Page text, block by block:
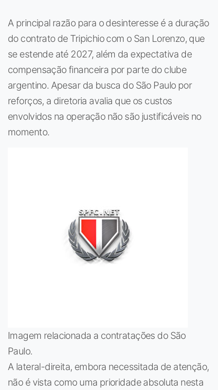
A principal razão para o desinteresse é a duração
do contrato de Tripichio com o San Lorenzo, que
se estende até 2027, além da expectativa de
compensação financeira por parte do clube
argentino. Apesar da busca do São Paulo por
reforços, a diretoria avalia que os custos
envolvidos na operação não são justificáveis no
momento.
Imagem relacionada a contratações do São
Paulo.
A lateral-direita, embora necessitada de atenção,
não é vista como uma prioridade absoluta nesta